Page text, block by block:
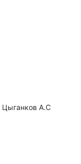
Цыганков А.С